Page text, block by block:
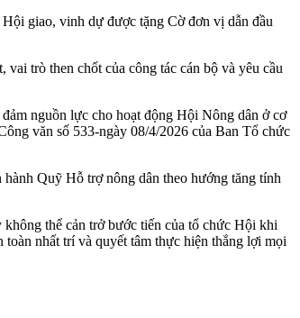
giao, vinh dự được tặng Cờ đơn vị dẫn đầu
trò then chốt của công tác cán bộ và yêu cầu
nguồn lực cho hoạt động Hội Nông dân ở cơ
văn số 533-ngày 08/4/2026 của Ban Tổ chức
Quỹ Hỗ trợ nông dân theo hướng tăng tính
thể cản trở bước tiến của tổ chức Hội khi
nhất trí và quyết tâm thực hiện thắng lợi mọi